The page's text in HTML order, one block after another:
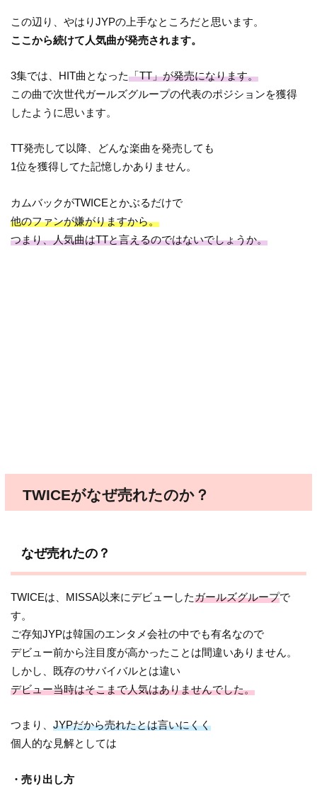
この辺り、やはりJYPの上手なところだと思います。
ここから続けて人気曲が発売されます。
3集では、HIT曲となった「TT」が発売になります。
この曲で次世代ガールズグループの代表のポジションを獲得
したように思います。
TT発売して以降、どんな楽曲を発売しても
1位を獲得してた記憶しかありません。
カムバックがTWICEとかぶるだけで
他のファンが嫌がりますから。
つまり、人気曲はTTと言えるのではないでしょうか。
TWICEがなぜ売れたのか？
なぜ売れたの？
TWICEは、MISSA以来にデビューしたガールズグループで
す。
ご存知JYPは韓国のエンタメ会社の中でも有名なので
デビュー前から注目度が高かったことは間違いありません。
しかし、既存のサバイバルとは違い
デビュー当時はそこまで人気はありませんでした。
つまり、JYPだから売れたとは言いにくく
個人的な見解としては
・売り出し方